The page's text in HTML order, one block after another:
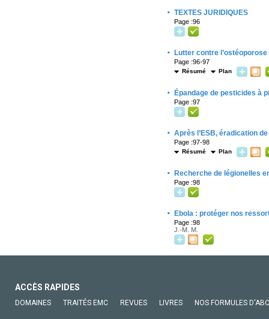
· TEXTES JURIDIQUES
Page :96
· Lutter contre l’ostéoporose
Page :96-97
Résumé Plan
· Épandage de pesticides à
Page :97
· Après l’ESB, éradication de
Page :97-98
Résumé Plan
· Recherche de légionelles
Page :98
· Ebola : protéger nos
Page :98
J.-M. M.
ACCÈS RAPIDES
DOMAINES TRAITÉS EMC REVUES LIVRES NOS FORMULES